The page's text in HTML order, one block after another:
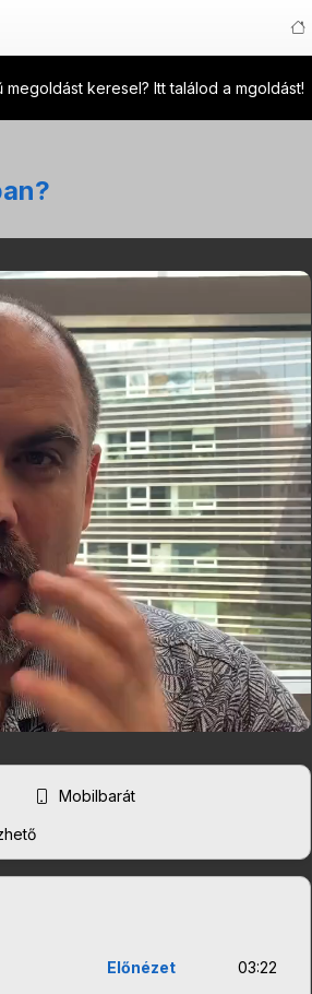
keresel? Itt találod a mgoldást!
Mobilbarát
Előnézet 03:22